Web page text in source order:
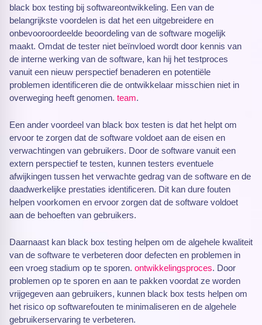
black box testing bij softwareontwikkeling. Een van de
belangrijkste voordelen is dat het een uitgebreidere en
onbevooroordeelde beoordeling van de software mogelijk
maakt. Omdat de tester niet beïnvloed wordt door kennis van
de interne werking van de software, kan hij het testproces
vanuit een nieuw perspectief benaderen en potentiële
problemen identificeren die de ontwikkelaar misschien niet in
overweging heeft genomen. team.
Een ander voordeel van black box testen is dat het helpt om
ervoor te zorgen dat de software voldoet aan de eisen en
verwachtingen van gebruikers. Door de software vanuit een
extern perspectief te testen, kunnen testers eventuele
afwijkingen tussen het verwachte gedrag van de software en de
daadwerkelijke prestaties identificeren. Dit kan dure fouten
helpen voorkomen en ervoor zorgen dat de software voldoet
aan de behoeften van gebruikers.
Daarnaast kan black box testing helpen om de algehele kwaliteit
van de software te verbeteren door defecten en problemen in
een vroeg stadium op te sporen. ontwikkelingsproces. Door
problemen op te sporen en aan te pakken voordat ze worden
vrijgegeven aan gebruikers, kunnen black box tests helpen om
het risico op softwarefouten te minimaliseren en de algehele
gebruikerservaring te verbeteren.